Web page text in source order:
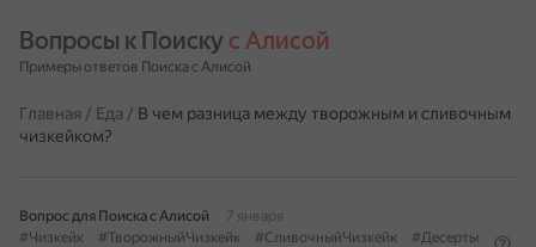
Вопросы к Поиску с Алисой
Примеры ответов Поиска с Алисой
Главная / Еда / В чем разница между творожным и сливочным
чизкейком?
Вопрос для Поиска с Алисой
7 января
#Чизкейк
#ТворожныйЧизкейк #СливочныйЧизкейк
#Десерты